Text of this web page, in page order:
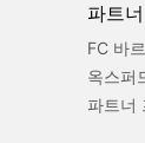
파트너
FC 바
옥스퍼
파트너